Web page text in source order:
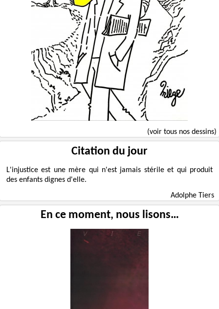
(voir tous nos dessins)
Citation du jour
L'injustice est une mère qui n'est jamais stérile et qui produit
des enfants dignes d'elle.
Adolphe Tiers
En ce moment, nous lisons…